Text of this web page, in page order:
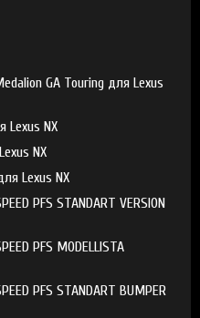
GA Touring для Lexus
Lexus NX
NX
Lexus NX
PFS STANDART VERSION
PFS MODELLISTA
PFS STANDART BUMPER